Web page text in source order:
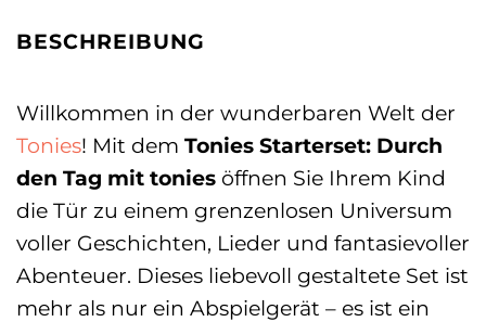
BESCHREIBUNG
Willkommen in der wunderbaren Welt der
Tonies! Mit dem Tonies Starterset: Durch
den Tag mit tonies öffnen Sie Ihrem Kind
die Tür zu einem grenzenlosen Universum
voller Geschichten, Lieder und fantasievoller
Abenteuer. Dieses liebevoll gestaltete Set ist
mehr als nur ein Abspielgerät – es ist ein